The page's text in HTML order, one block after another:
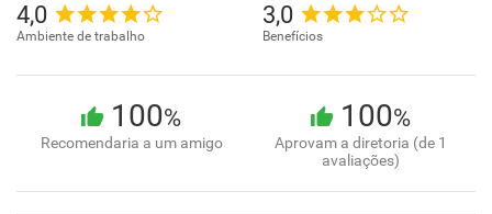
4,0
Ambiente de trabalho
3,0
Benefícios
100%
Recomendaria a um amigo
100%
Aprovam a diretoria (de 1
avaliações)